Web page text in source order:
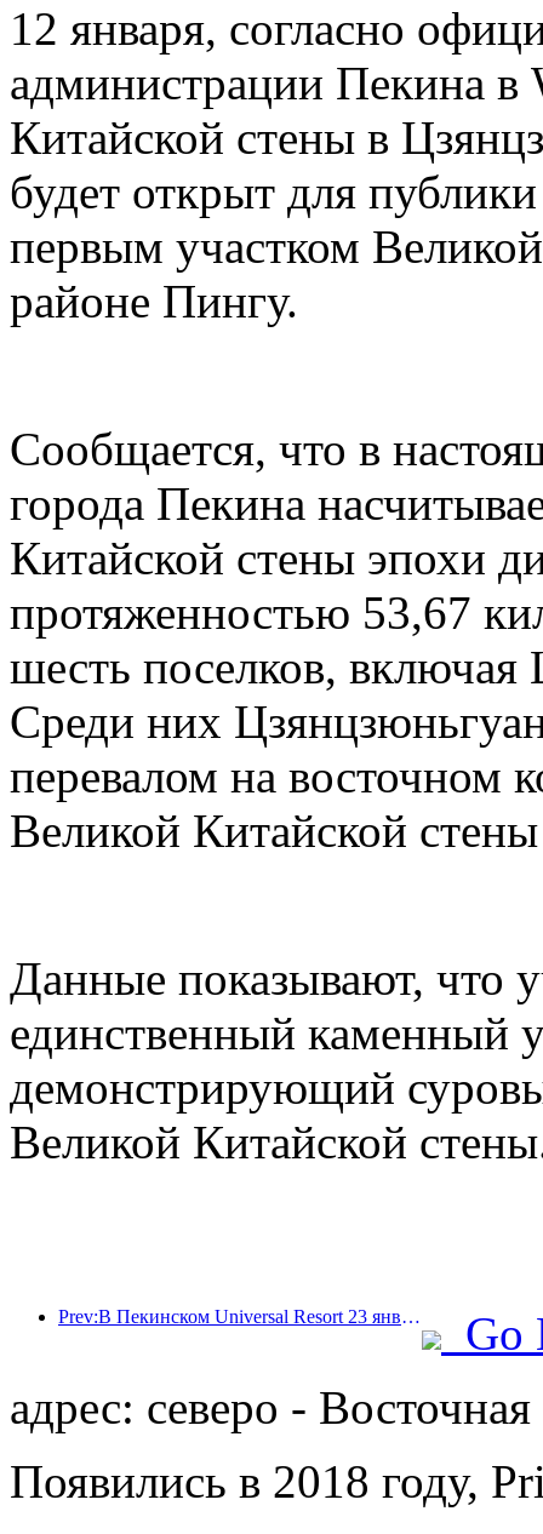
12 января, согласно
администрации Пекина в
Китайской стены в
будет открыт для
первым участком
районе Пингу.
Сообщается, что в
города Пекина
Китайской стены эпохи
протяженностью 53,67
шесть поселков,
Среди них
перевалом на восточном
Великой Китайской
Данные показывают, что
единственный каменный
демонстрирующий
Великой Китайской
Prev:В Пекинском Universal Resort 23 января стартует мероприятие, посвященное китайскому Новому году, которое продлится 40 дней.
Go
адрес: северо -
Появились в 2018 году,